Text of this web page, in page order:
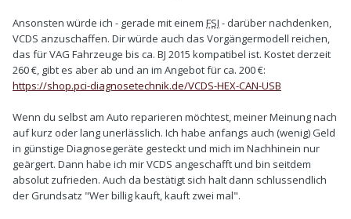
Ansonsten würde ich - gerade mit einem FSI - darüber nachdenken,
VCDS anzuschaffen. Dir würde auch das Vorgängermodell reichen,
das für VAG Fahrzeuge bis ca. BJ 2015 kompatibel ist. Kostet derzeit
260 €, gibt es aber ab und an im Angebot für ca. 200 €:
https://shop.pci-diagnosetechnik.de/VCDS-HEX-CAN-USB
Wenn du selbst am Auto reparieren möchtest, meiner Meinung nach
auf kurz oder lang unerlässlich. Ich habe anfangs auch (wenig) Geld
in günstige Diagnosegeräte gesteckt und mich im Nachhinein nur
geärgert. Dann habe ich mir VCDS angeschafft und bin seitdem
absolut zufrieden. Auch da bestätigt sich halt dann schlussendlich
der Grundsatz "Wer billig kauft, kauft zwei mal".